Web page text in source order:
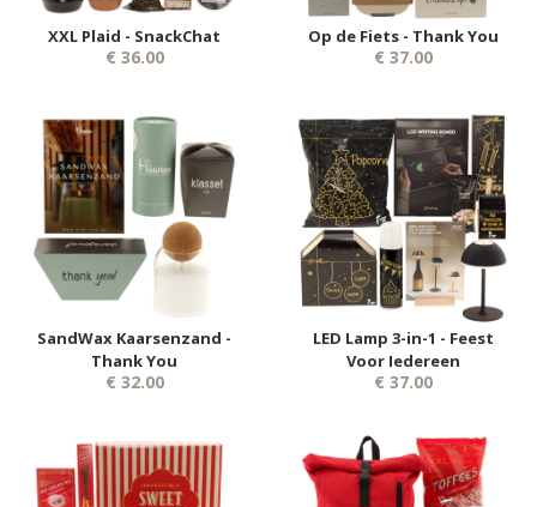
XXL Plaid - SnackChat
€ 36.00
Op de Fiets - Thank You
€ 37.00
SandWax Kaarsenzand -
Thank You
€ 32.00
LED Lamp 3-in-1 - Feest
Voor Iedereen
€ 37.00